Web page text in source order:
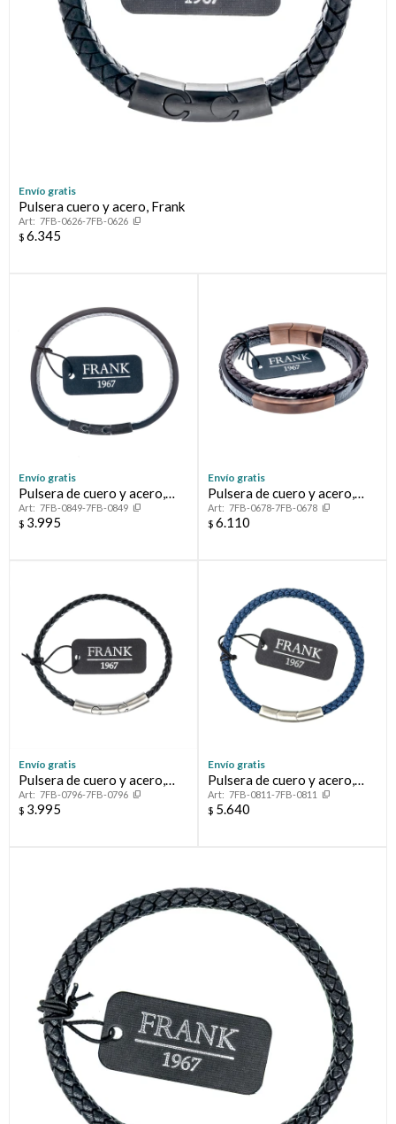
Envío gratis
Pulsera cuero y acero, Frank
7FB-0626-7FB-0626
$ 6.345
Envío gratis
Pulsera de cuero y acero,
FRANK7FB-0849-7FB-0849
$ 3.995
Envío gratis
Pulsera de cuero y acero,
FRANK7FB-0678-7FB-0678
$ 6.110
Envío gratis
Pulsera de cuero y acero,
FRANK7FB-0796-7FB-0796
$ 3.995
Envío gratis
Pulsera de cuero y acero,
FRANK7FB-0811-7FB-0811
$ 5.640